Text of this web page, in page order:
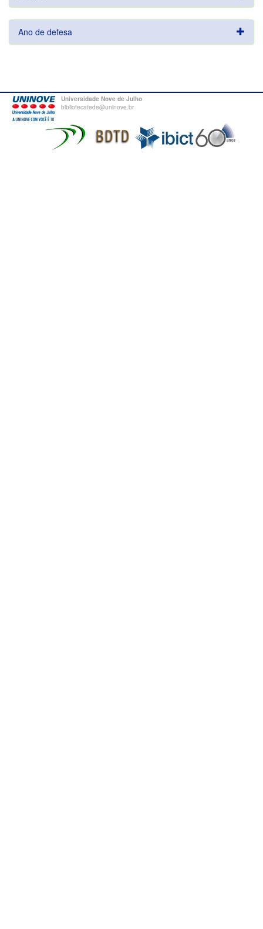
Ano de defesa
Universidade Nove de Julho
bibliotecatede@uninove.br